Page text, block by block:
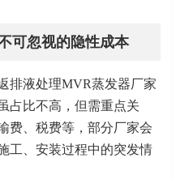
可忽视的隐性成本
排液处理MVR蒸发器厂家
占比不高，但需重点关
费、税费等，部分厂家会
工、安装过程中的突发情